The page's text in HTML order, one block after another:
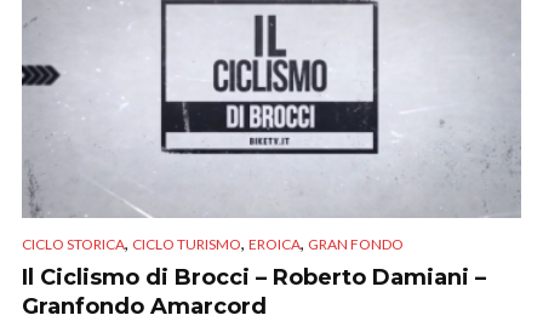
CICLO STORICA, CICLO TURISMO, EROICA, GRAN FONDO
Il Ciclismo di Brocci – Roberto Damiani –
Granfondo Amarcord